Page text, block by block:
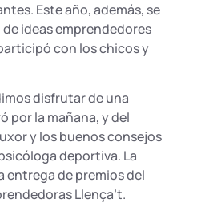
Este año, además, se
ideas emprendedores
con los chicos y
disfrutar de una
por la mañana, y del
y los buenos consejos
deportiva. La
entrega de premios del
Llença’t.